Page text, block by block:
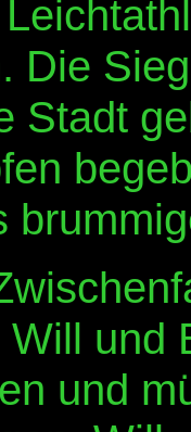
Die
Stadt
und
und